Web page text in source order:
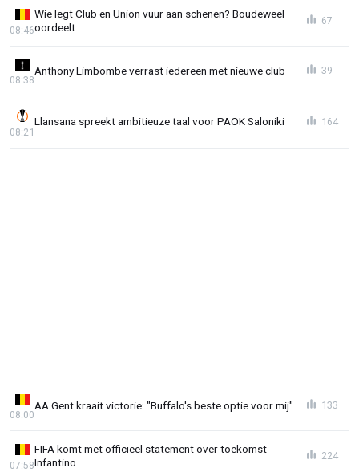
Wie legt Club en Union vuur aan schenen? Boudeweel
oordeelt
08:46
67
Anthony Limbombe verrast iedereen met nieuwe club
08:38
39
Llansana spreekt ambitieuze taal voor PAOK Saloniki
08:21
164
AA Gent kraait victorie: "Buffalo's beste optie voor mij"
08:00
133
FIFA komt met officieel statement over toekomst
Infantino
07:58
224